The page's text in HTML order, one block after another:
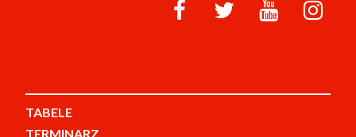
TABELE
TERMINARZ